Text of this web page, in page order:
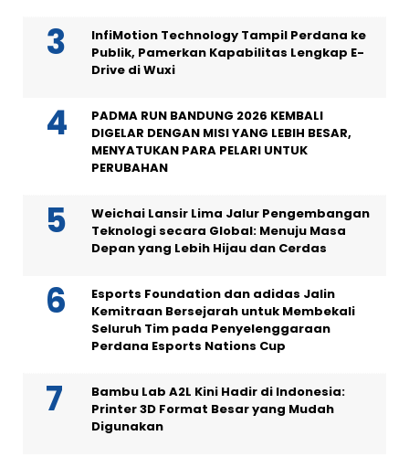
InfiMotion Technology Tampil Perdana ke
Publik, Pamerkan Kapabilitas Lengkap E-
Drive di Wuxi
PADMA RUN BANDUNG 2026 KEMBALI
DIGELAR DENGAN MISI YANG LEBIH BESAR,
MENYATUKAN PARA PELARI UNTUK
PERUBAHAN
Weichai Lansir Lima Jalur Pengembangan
Teknologi secara Global: Menuju Masa
Depan yang Lebih Hijau dan Cerdas
Esports Foundation dan adidas Jalin
Kemitraan Bersejarah untuk Membekali
Seluruh Tim pada Penyelenggaraan
Perdana Esports Nations Cup
Bambu Lab A2L Kini Hadir di Indonesia:
Printer 3D Format Besar yang Mudah
Digunakan